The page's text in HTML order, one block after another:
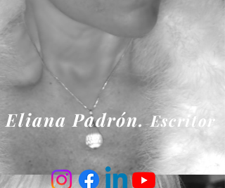
Eliana Padrón.Escritor